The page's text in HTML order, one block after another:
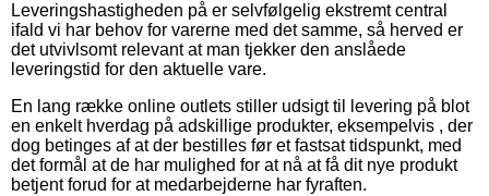
Leveringshastigheden på er selvfølgelig ekstremt central
ifald vi har behov for varerne med det samme, så herved er
det utvivlsomt relevant at man tjekker den anslåede
leveringstid for den aktuelle vare.
En lang række online outlets stiller udsigt til levering på blot
en enkelt hverdag på adskillige produkter, eksempelvis , der
dog betinges af at der bestilles før et fastsat tidspunkt, med
det formål at de har mulighed for at nå at få dit nye produkt
betjent forud for at medarbejderne har fyraften.